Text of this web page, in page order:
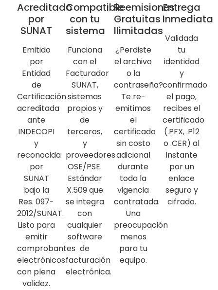
Acreditado
por
SUNAT
Emitido
por
Entidad
de
Certificación
acreditada
ante
INDECOPI
y
reconocida
por
SUNAT
bajo la
Res. 097-
2012/SUNAT.
Listo para
emitir
comprobantes
electrónicos
con plena
validez.
Compatible
con tu
sistema
Funciona
con el
Facturador
SUNAT,
sistemas
propios y
de
terceros,
y
proveedores
OSE/PSE.
Estándar
X.509 que
se integra
con
cualquier
software
de
facturación
electrónica.
Reemisiones
Gratuitas
Ilimitadas
¿Perdiste
el archivo
o la
contraseña?
Te re-
emitimos
el
certificado
sin costo
adicional
durante
toda la
vigencia
contratada.
Una
preocupación
menos
para tu
equipo.
Entrega
Inmediata
Validada
tu
identidad
y
confirmado
el pago,
recibes el
certificado
(.PFX, .P12
o .CER) al
instante
por un
enlace
seguro y
cifrado.